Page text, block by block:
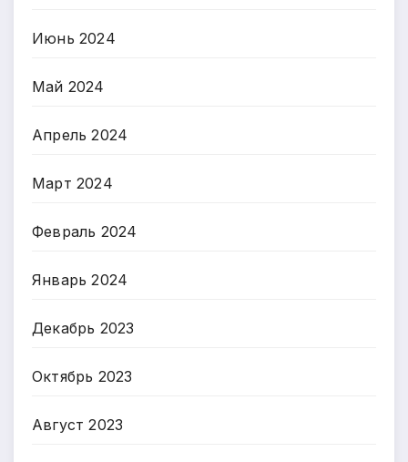
Июнь 2024
Май 2024
Апрель 2024
Март 2024
Февраль 2024
Январь 2024
Декабрь 2023
Октябрь 2023
Август 2023